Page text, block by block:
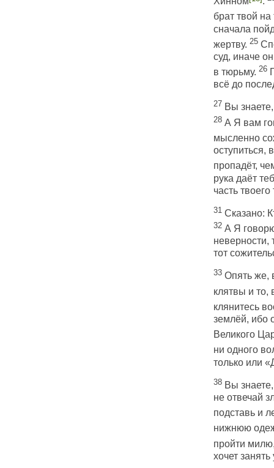
брат твой
сначала
жертву. 25
суд, иначе
в тюрьму. 26
всё до
27 Вы
28А Я вам
мысленно
оступиться,
пропадёт,
рука даёт
часть
31Сказано:
32А Я говорю
неверности,
тот
33Опять же,
клятвы и то,
клянитесь
землёй, ибо
Великого
ни одного
только или
38Вы знаете,
не отвечай
подставь и
нижнюю
пройти
хочет